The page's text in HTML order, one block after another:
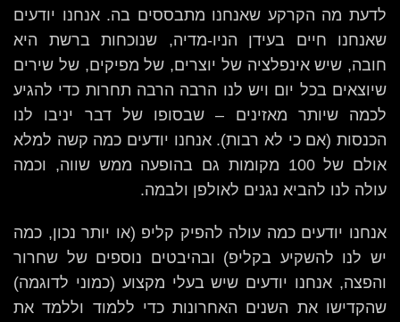
לדעת מה הקרקע שאנחנו מתבססים בה. אנחנו יודעים
שאנחנו חיים בעידן הניו-מדיה, שנוכחות ברשת היא
חובה, שיש אינפלציה של יוצרים, של מפיקים, של שירים
שיוצאים בכל יום ויש לנו הרבה הרבה תחרות כדי להגיע
לכמה שיותר מאזינים – שבסופו של דבר יניבו לנו
הכנסות (אם כי לא רבות). אנחנו יודעים כמה קשה למלא
אולם של 100 מקומות גם בהופעה ממש שווה, וכמה
עולה לנו להביא נגנים לאולפן ולבמה.
אנחנו יודעים כמה עולה להפיק קליפ (או יותר נכון, כמה
יש לנו להשקיע בקליפ) ובהיבטים נוספים של שחרור
והפצה, אנחנו יודעים שיש בעלי מקצוע (כמוני לדוגמה)
שהקדישו את השנים האחרונות כדי ללמוד וללמד את